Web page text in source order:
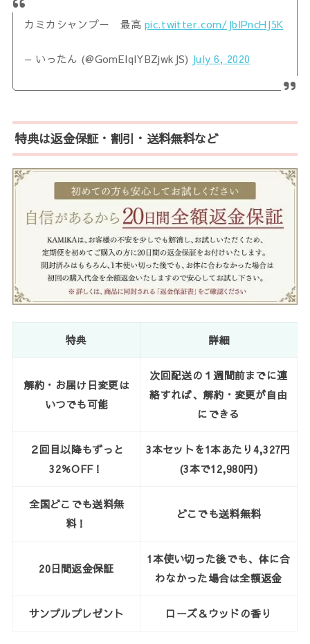
カミカシャンプー 最高 pic.twitter.com/JblPncHJ5K
— いったん (@GomElqlYBZjwkJS) July 6, 2020
特典は返金保証・割引・送料無料など
特典 詳細
解約・お届け日変更は
いつでも可能
次回配送の１週間前までに連
絡すれば、解約・変更が自由
にできる
２回目以降もずっと
32％OFF！
3本セットを1本あたり4,327円
(3本で12,980円)
全国どこでも送料無
料！
どこでも送料無料
20日間返金保証
1本使い切った後でも、体に合
わなかった場合は全額返金
サンプルプレゼント ローズ＆ウッドの香り